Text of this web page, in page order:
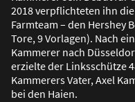
2018 verpflichteten ihn
Farmteam – den Hershey
Tore, 9 Vorlagen). Nach
Kammerer nach
erzielte der Linksschütze
Kammerers Vater, Axel
bei den Haien.